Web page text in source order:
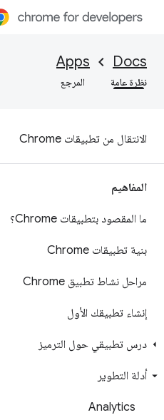
Docs
Apps
نظرة عامة المرجع
الانتقال من تطبيقات Chrome
المفاهيم
ما المقصود بتطبيقات Chrome؟
بنية تطبيقات Chrome
مراحل نشاط تطبيق Chrome
إنشاء تطبيقك الأول
درس تطبيقي حول الترميز
أدلة التطوير
Analytics